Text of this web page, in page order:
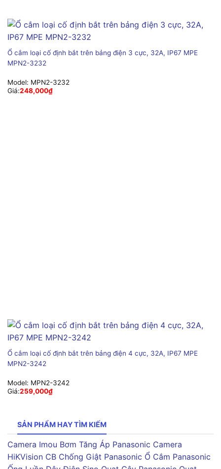
Ổ cắm loại cố định bắt trên bảng điện 3 cực, 32A, IP67 MPE
MPN2-3232
Model: MPN2-3232
Giá:248,000₫
Ổ cắm loại cố định bắt trên bảng điện 4 cực, 32A, IP67 MPE
MPN2-3242
Model: MPN2-3242
Giá:259,000₫
SẢN PHẨM HAY TÌM KIẾM
Camera Imou Bơm Tăng Áp Panasonic Camera
HiKVision CB Chống Giật Panasonic Ổ Cắm Panasonic